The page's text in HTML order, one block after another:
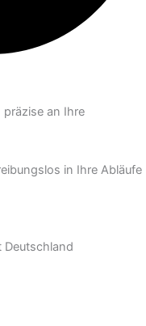
an Ihre
in Ihre Abläufe